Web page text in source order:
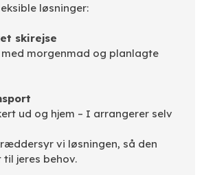
løsninger:
skirejse
morgenmad og planlagte
ud og hjem – I arrangerer selv
vi løsningen, så den
jeres behov.